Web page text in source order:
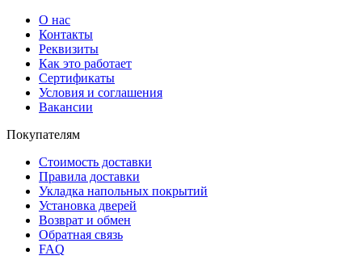
О нас
Контакты
Реквизиты
Как это работает
Сертификаты
Условия и соглашения
Вакансии
Покупателям
Стоимость доставки
Правила доставки
Укладка напольных покрытий
Установка дверей
Возврат и обмен
Обратная связь
FAQ